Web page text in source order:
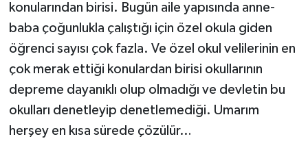
konularından birisi. Bugün aile yapısında anne-
baba çoğunlukla çalıştığı için özel okula giden
öğrenci sayısı çok fazla. Ve özel okul velilerinin en
çok merak ettiği konulardan birisi okullarının
depreme dayanıklı olup olmadığı ve devletin bu
okulları denetleyip denetlemediği. Umarım
herşey en kısa sürede çözülür…